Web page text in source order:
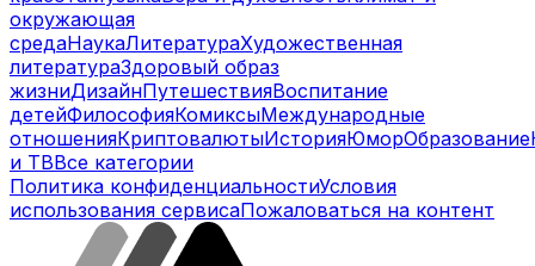
окружающая
средаНаукаЛитератураХудожественная
литератураЗдоровый образ
жизниДизайнПутешествияВоспитание
детейФилософияКомиксыМеждународные
отношенияКриптовалютыИсторияЮморОбразование
и ТВВсе категории
Политика конфиденциальностиУсловия
использования сервисаПожаловаться на контент